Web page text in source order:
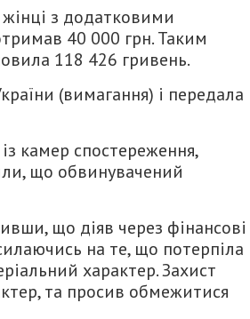
з додатковими
40 000 грн. Таким
118 426 гривень.
(вимагання) і передала
камер спостереження,
що обвинувачений
що діяв через фінансові
на те, що потерпіла
характер. Захист
та просив обмежитися